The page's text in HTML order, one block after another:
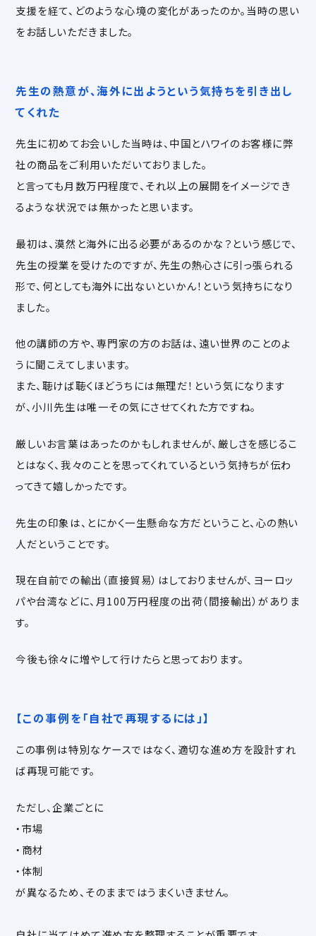
支援を経て、どのような心境の変化があったのか。当時の思い
をお話しいただきました。
先生の熱意が、海外に出ようという気持ちを引き出し
てくれた
先生に初めてお会いした当時は、中国とハワイのお客様に弊
社の商品をご利用いただいておりました。
と言っても月数万円程度で、それ以上の展開をイメージでき
るような状況では無かったと思います。
最初は、漠然と海外に出る必要があるのかな？という感じで、
先生の授業を受けたのですが、 先生の熱心さに引っ張られる
形で、何としても海外に出ないといかん！という気持ちになり
ました。
他の講師の方や、専門家の方のお話は、遠い世界のことのよ
うに聞こえてしまいます。
また、聴けば聴くほどうちには無理だ！という気になります
が、小川先生は唯一その気にさせてくれた方ですね。
厳しいお言葉はあったのかもしれませんが、厳しさを感じるこ
とはなく、我々のことを思ってくれているという気持ちが伝わ
ってきて嬉しかったです。
先生の印象は、とにかく一生懸命な方だということ、心の熱い
人だということです。
現在自前での輸出（直接貿易）はしておりませんが、ヨーロッ
パや台湾などに、月100万円程度の出荷（間接輸出）がありま
す。
今後も徐々に増やして行けたらと思っております。
【この事例を「自社で再現するには」】
この事例は特別なケースではなく、適切な進め方を設計すれ
ば再現可能です。
ただし、企業ごとに
・市場
・商材
・体制
が異なるため、そのままではうまくいきません。